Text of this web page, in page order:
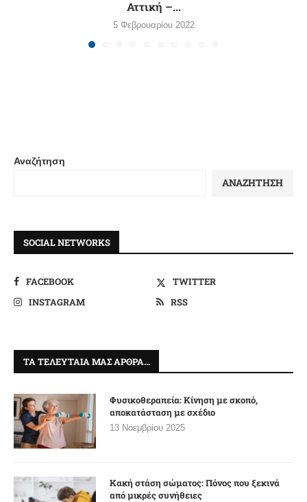
Αττική –...
5 Φεβρουαρίου 2022
Αναζήτηση
ΑΝΑΖΉΤΗΣΗ
SOCIAL NETWORKS
FACEBOOK
TWITTER
INSTAGRAM
RSS
ΤΑ ΤΕΛΕΥΤΑΊΑ ΜΑΣ ΆΡΘΡΑ…
Φυσικοθεραπεία: Κίνηση με σκοπό,
αποκατάσταση με σχέδιο
13 Νοεμβρίου 2025
Κακή στάση σώματος: Πόνος που ξεκινά
από μικρές συνήθειες